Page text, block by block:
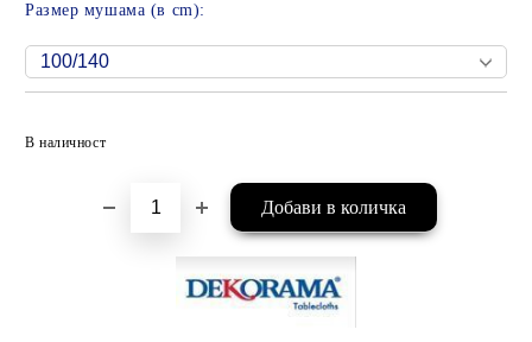
Размер мушама (в cm):
В наличност